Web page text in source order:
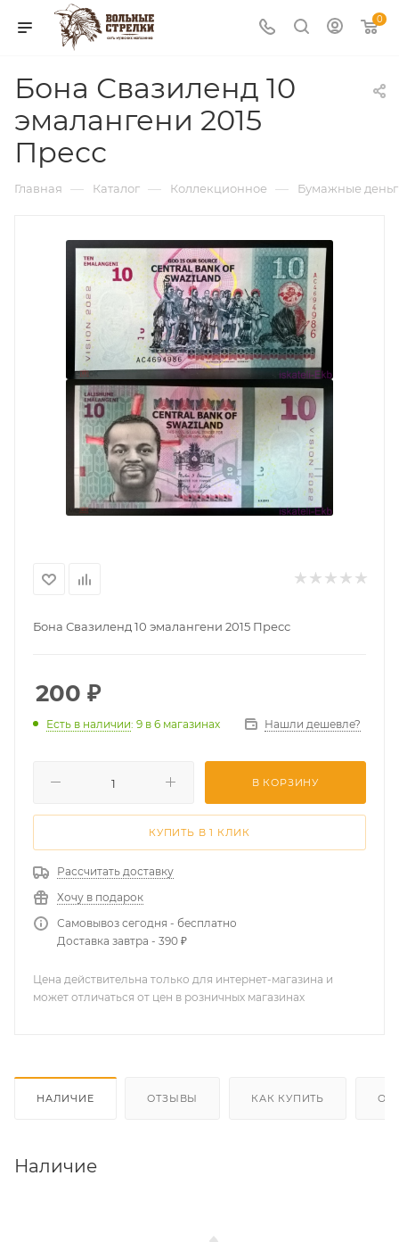
0
Бона Свазиленд 10
эмалангени 2015
Пресс
Главная — Каталог — Коллекционное — Бумажные
Бона Свазиленд 10 эмалангени 2015 Пресс
200 ₽
Есть в наличии: 9 в 6 магазинах Нашли дешевле?
В КОРЗИНУ
КУПИТЬ В 1 КЛИК
Рассчитать доставку
Хочу в подарок
Самовывоз сегодня - бесплатно
Доставка завтра - 390 ₽
Цена действительна только для интернет-магазина и
может отличаться от цен в розничных магазинах
НАЛИЧИЕ ОТЗЫВЫ КАК КУПИТЬ
Наличие